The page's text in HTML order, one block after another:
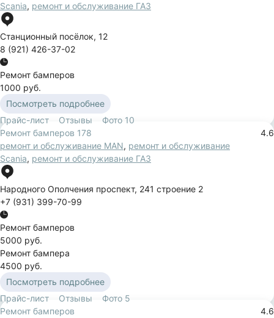
Scania, ремонт и обслуживание ГАЗ
Станционный посёлок, 12
8 (921) 426-37-02
Ремонт бамперов
1000 руб.
Посмотреть подробнее
Прайс-лист
Отзывы Фото 10
Ремонт бамперов 178
4.6
ремонт и обслуживание MAN, ремонт и обслуживание
Scania, ремонт и обслуживание ГАЗ
Народного Ополчения проспект, 241 строение 2
+7 (931) 399-70-99
Ремонт бамперов
5000 руб.
Ремонт бампера
4500 руб.
Посмотреть подробнее
Прайс-лист
Отзывы Фото 5
Ремонт бамперов
4.6